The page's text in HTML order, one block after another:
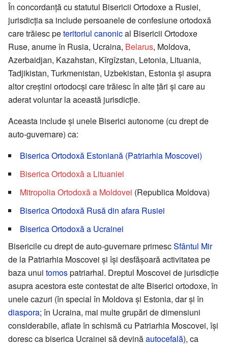
În concordanţă cu statutul Bisericii Ortodoxe a Rusiei,
jurisdicţia sa include persoanele de confesiune ortodoxă
care trăiesc peteritoriul canonical Bisericii Ortodoxe
Ruse, anume în Rusia, Ucraina, Belarus, Moldova,
Azerbaidjan, Kazahstan, Kîrgîzstan, Letonia, Lituania,
Tadjikistan, Turkmenistan, Uzbekistan, Estonia şi asupra
altor creştini ortodocşi care trăiesc în alte ţări şi care au
aderat voluntar la această jurisdicţie.
Aceasta include şi unele Biserici autonome (cu drept de
auto-guvernare) ca:
Biserica Ortodoxă Estoniană (Patriarhia Moscovei)
Biserica Ortodoxă a Lituaniei
Mitropolia Ortodoxă a Moldovei (Republica Moldova)
Biserica Ortodoxă Rusă din afara Rusiei
Biserica Ortodoxă a Ucrainei
Bisericile cu drept de auto-guvernare primescSfântul Mir
de la Patriarhia Moscovei şi îşi desfăşoară activitatea pe
baza unui tomospatriarhal. Dreptul Moscovei de jurisdicţie
asupra acestora este contestat de alte Biserici ortodoxe, în
unele cazuri (în special în Moldova şi Estonia, dar şi în
diaspora; în Ucraina, mai multe grupări de dimensiuni
considerabile, aflate în schismă cu Patriarhia Moscovei, îşi
doresc ca biserica Ucrainei să devinăautocefală), ca